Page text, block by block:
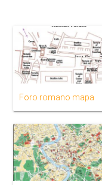
Foro romano mapa